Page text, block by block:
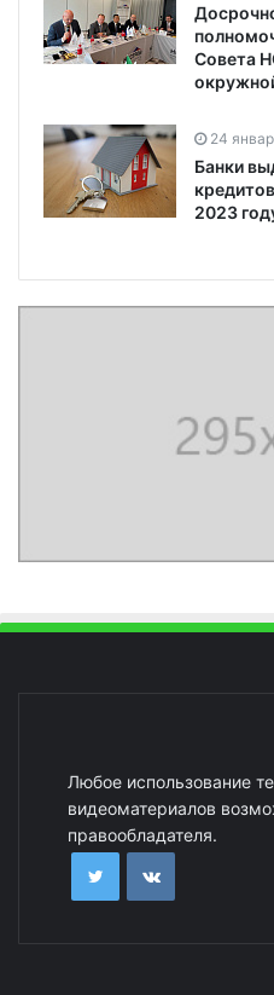
Совета
24
Банки
2023
Любое использование
видеоматериалов
правообладателя.